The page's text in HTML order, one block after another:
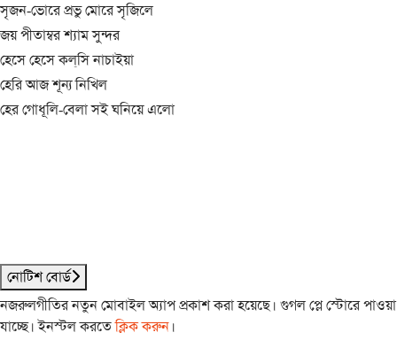
সৃজন-ভোরে প্রভু মোরে সৃজিলে
জয় পীতাম্বর শ্যাম সুন্দর
হেসে হেসে কল্‌সি নাচাইয়া
হেরি আজ শূন্য নিখিল
হের গোধূলি-বেলা সই ঘনিয়ে এলো
নোটিশ বোর্ড
নজরুলগীতির নতুন মোবাইল অ্যাপ প্রকাশ করা হয়েছে। গুগল প্লে স্টোরে পাওয়া
যাচ্ছে। ইনস্টল করতেক্লিক করুন।